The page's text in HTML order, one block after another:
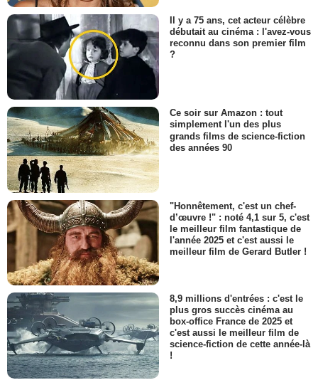
Il y a 75 ans, cet acteur célèbre
débutait au cinéma : l'avez-vous
reconnu dans son premier film
?
Ce soir sur Amazon : tout
simplement l'un des plus
grands films de science-fiction
des années 90
"Honnêtement, c'est un chef-
d’œuvre !" : noté 4,1 sur 5, c'est
le meilleur film fantastique de
l'année 2025 et c'est aussi le
meilleur film de Gerard Butler !
8,9 millions d'entrées : c'est le
plus gros succès cinéma au
box-office France de 2025 et
c'est aussi le meilleur film de
science-fiction de cette année-là
!